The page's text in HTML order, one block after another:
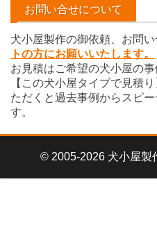
お問い合せについて
犬小屋製作の御依頼、お問い
トの方にお願いいたします。
お見積はご希望の犬小屋の
【この犬小屋タイプで見積
ただくと過去事例からスピ
す。
© 2005-2026 犬小屋製